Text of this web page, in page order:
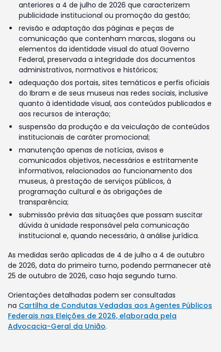
anteriores a 4 de julho de 2026 que caracterizem
publicidade institucional ou promoção da gestão;
revisão e adaptação das páginas e peças de
comunicação que contenham marcas, slogans ou
elementos da identidade visual do atual Governo
Federal, preservada a integridade dos documentos
administrativos, normativos e históricos;
adequação dos portais, sites temáticos e perfis oficiais
do Ibram e de seus museus nas redes sociais, inclusive
quanto à identidade visual, aos conteúdos publicados e
aos recursos de interação;
suspensão da produção e da veiculação de conteúdos
institucionais de caráter promocional;
manutenção apenas de notícias, avisos e
comunicados objetivos, necessários e estritamente
informativos, relacionados ao funcionamento dos
museus, à prestação de serviços públicos, à
programação cultural e às obrigações de
transparência;
submissão prévia das situações que possam suscitar
dúvida à unidade responsável pela comunicação
institucional e, quando necessário, à análise jurídica.
As medidas serão aplicadas de 4 de julho a 4 de outubro
de 2026, data do primeiro turno, podendo permanecer até
25 de outubro de 2026, caso haja segundo turno.
Orientações detalhadas podem ser consultadas
na Cartilha de Condutas Vedadas aos Agentes Públicos
Federais nas Eleições de 2026, elaborada pela
Advocacia-Geral da União.